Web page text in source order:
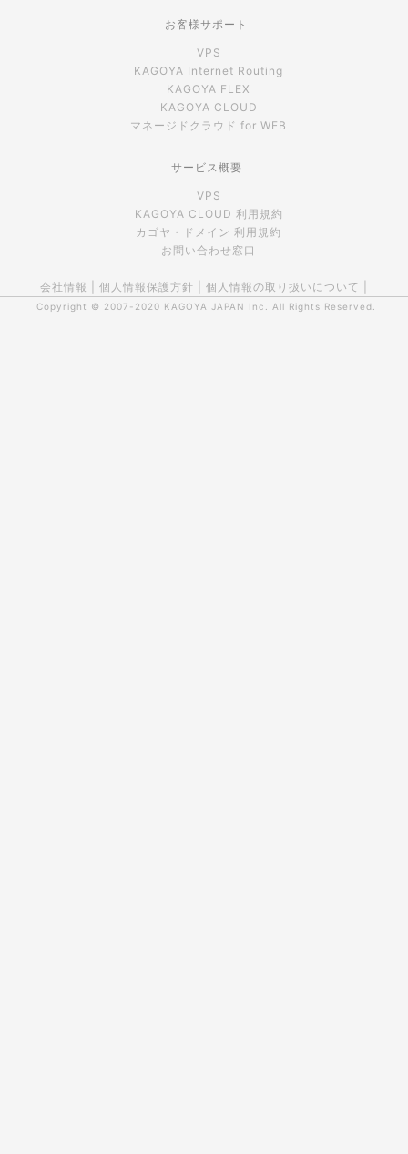
お客様サポート
VPS
KAGOYA Internet Routing
KAGOYA FLEX
KAGOYA CLOUD
マネージドクラウド for WEB
サービス概要
VPS
KAGOYA CLOUD 利用規約
カゴヤ・ドメイン 利用規約
お問い合わせ窓口
会社情報 個人情報保護方針 個人情報の取り扱いについて
Copyright © 2007-2020 KAGOYA JAPAN Inc. All Rights Reserved.